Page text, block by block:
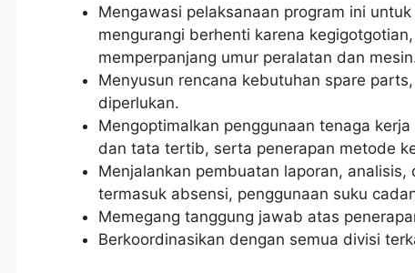
Mengawasi pelaksanaan program ini
mengurangi berhenti karena
memperpanjang umur peralatan dan
Menyusun rencana kebutuhan spare
diperlukan.
Mengoptimalkan penggunaan tenaga
dan tata tertib, serta penerapan metode
Menjalankan pembuatan laporan,
termasuk absensi, penggunaan suku
Memegang tanggung jawab atas
Berkoordinasikan dengan semua divisi